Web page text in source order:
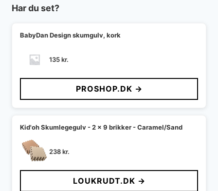
Har du set?
BabyDan Design skumgulv, kork
135kr.
PROSHOP.DK →
Kid'oh Skumlegegulv - 2 x 9 brikker - Caramel/Sand
238kr.
LOUKRUDT.DK →